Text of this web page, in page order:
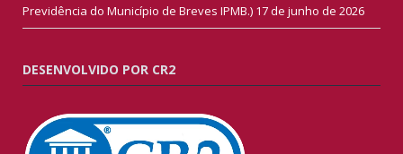
Previdência do Município de Breves IPMB.) 17 de junho de 2026
DESENVOLVIDO POR CR2